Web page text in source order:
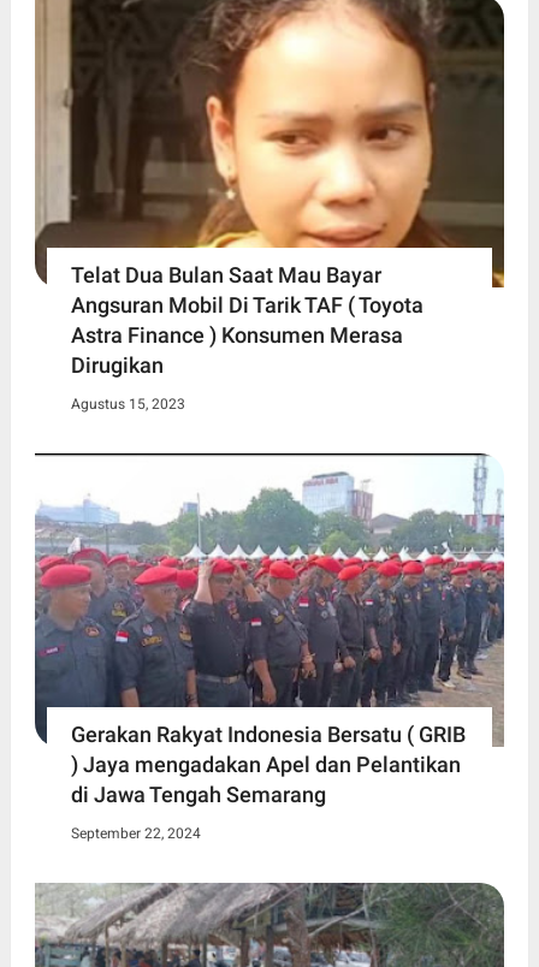
Telat Dua Bulan Saat Mau Bayar
Angsuran Mobil Di Tarik TAF ( Toyota
Astra Finance ) Konsumen Merasa
Dirugikan
Agustus 15, 2023
Gerakan Rakyat Indonesia Bersatu ( GRIB
) Jaya mengadakan Apel dan Pelantikan
di Jawa Tengah Semarang
September 22, 2024